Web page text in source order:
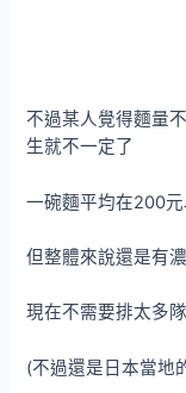
不過某人覺得麵量
生就不一定了
一碗麵平均在200
但整體來說還是有
現在不需要排太多
(不過還是日本當地